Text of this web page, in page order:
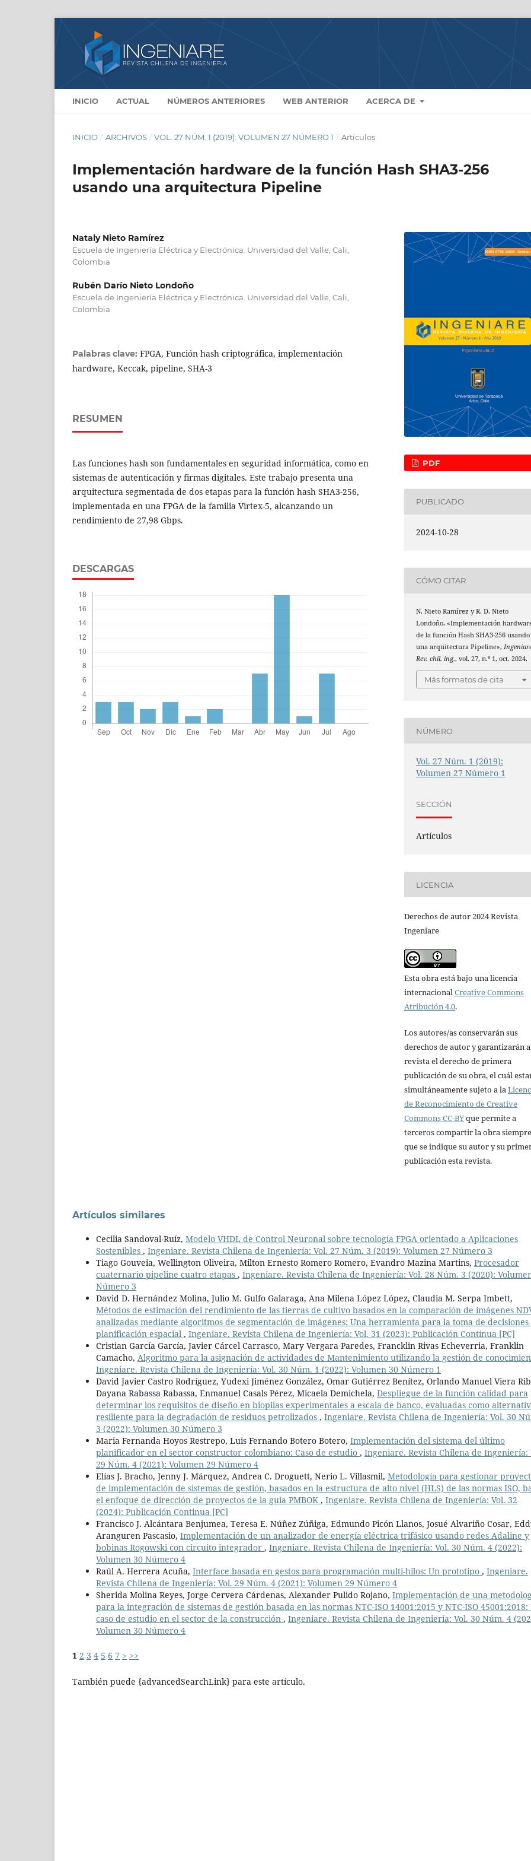
INICIO ACTUAL NÚMEROS ANTERIORES WEB ANTERIOR ACERCA DE
INICIO / ARCHIVOS / VOL. 27 NÚM. 1 (2019): VOLUMEN 27 NÚMERO 1 / Artículos
Implementación hardware de la función Hash SHA3-256
usando una arquitectura Pipeline
Nataly Nieto Ramírez
Escuela de Ingeniería Eléctrica y Electrónica. Universidad del Valle, Cali,
Colombia
Rubén Darío Nieto Londoño
Escuela de Ingeniería Eléctrica y Electrónica. Universidad del Valle, Cali,
Colombia
Palabras clave: FPGA, Función hash criptográfica, implementación
hardware, Keccak, pipeline, SHA-3
RESUMEN
Las funciones hash son fundamentales en seguridad informática, como en
sistemas de autenticación y firmas digitales. Este trabajo presenta una
arquitectura segmentada de dos etapas para la función hash SHA3-256,
implementada en una FPGA de la familia Virtex-5, alcanzando un
rendimiento de 27,98 Gbps.
DESCARGAS
PDF
PUBLICADO
2024-10-28
CÓMO CITAR
N. Nieto Ramírez y R. D. Nieto
Londoño, «Implementación
de la función Hash SHA3-256 usando
una arquitectura Pipeline»,
Rev. chil. ing., vol. 27, n.º 1, oct. 2024.
Más formatos de cita
NÚMERO
Vol. 27 Núm. 1 (2019):
Volumen 27 Número 1
SECCIÓN
Artículos
LICENCIA
Derechos de autor 2024 Revista
Ingeniare
Esta obra está bajo una licencia
internacionalCreative Commons
Atribución 4.0.
Los autores/as conservarán sus
derechos de autor y garantizarán
revista el derecho de primera
publicación de su obra, el cuál
simultáneamente sujeto a la
de Reconocimiento de Creative
Commons CC-BYque permite a
terceros compartir la obra siempre
que se indique su autor y su
publicación esta revista.
Artículos similares
Cecilia Sandoval-Ruíz, Modelo VHDL de Control Neuronal sobre tecnología FPGA orientado a Aplicaciones
Sostenibles , Ingeniare. Revista Chilena de Ingeniería: Vol. 27 Núm. 3 (2019): Volumen 27 Número 3
Tiago Gouveia, Wellington Oliveira, Milton Ernesto Romero Romero, Evandro Mazina Martins, Procesador
cuaternario pipeline cuatro etapas , Ingeniare. Revista Chilena de Ingeniería: Vol. 28 Núm. 3 (2020):
Número 3
David D. Hernández Molina, Julio M. Gulfo Galaraga, Ana Milena López López, Claudia M. Serpa Imbett,
Métodos de estimación del rendimiento de las tierras de cultivo basados en la comparación de imágenes
analizadas mediante algoritmos de segmentación de imágenes: Una herramienta para la toma de decisiones
planificación espacial , Ingeniare. Revista Chilena de Ingeniería: Vol. 31 (2023): Publicación Contínua [PC]
Cristian García García, Javier Cárcel Carrasco, Mary Vergara Paredes, Francklin Rivas Echeverria, Franklin
Camacho, Algoritmo para la asignación de actividades de Mantenimiento utilizando la gestión de
Ingeniare. Revista Chilena de Ingeniería: Vol. 30 Núm. 1 (2022): Volumen 30 Número 1
David Javier Castro Rodríguez, Yudexi Jiménez González, Omar Gutiérrez Benítez, Orlando Manuel Viera
Dayana Rabassa Rabassa, Enmanuel Casals Pérez, Micaela Demichela, Despliegue de la función calidad para
determinar los requisitos de diseño en biopilas experimentales a escala de banco, evaluadas como
resiliente para la degradación de residuos petrolizados , Ingeniare. Revista Chilena de Ingeniería: Vol. 30
3 (2022): Volumen 30 Número 3
Maria Fernanda Hoyos Restrepo, Luis Fernando Botero Botero, Implementación del sistema del último
planificador en el sector constructor colombiano: Caso de estudio , Ingeniare. Revista Chilena de Ingeniería:
29 Núm. 4 (2021): Volumen 29 Número 4
Elías J. Bracho, Jenny J. Márquez, Andrea C. Droguett, Nerio L. Villasmil, Metodología para gestionar
de implementación de sistemas de gestión, basados en la estructura de alto nivel (HLS) de las normas ISO,
el enfoque de dirección de proyectos de la guía PMBOK , Ingeniare. Revista Chilena de Ingeniería: Vol. 32
(2024): Publicación Continua [PC]
Francisco J. Alcántara Benjumea, Teresa E. Núñez Zúñiga, Edmundo Picón Llanos, Josué Alvariño Cosar,
Aranguren Pascasio, Implementación de un analizador de energía eléctrica trifásico usando redes Adaline y
bobinas Rogowski con circuito integrador , Ingeniare. Revista Chilena de Ingeniería: Vol. 30 Núm. 4 (2022):
Volumen 30 Número 4
Raúl A. Herrera Acuña, Interface basada en gestos para programación multi-hilos: Un prototipo , Ingeniare.
Revista Chilena de Ingeniería: Vol. 29 Núm. 4 (2021): Volumen 29 Número 4
Sherida Molina Reyes, Jorge Cervera Cárdenas, Alexander Pulido Rojano, Implementación de una
para la integración de sistemas de gestión basada en las normas NTC-ISO 14001:2015 y NTC-ISO 45001:2018:
caso de estudio en el sector de la construcción , Ingeniare. Revista Chilena de Ingeniería: Vol. 30 Núm. 4
Volumen 30 Número 4
1 2 3 4 5 6 7 > >>
También puede {advancedSearchLink} para este artículo.